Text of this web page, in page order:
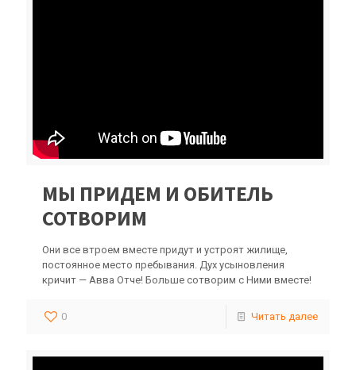
МЫ ПРИДЕМ И ОБИТЕЛЬ
СОТВОРИМ
Они все втроем вместе придут и устроят жилище,
постоянное место пребывания. Дух усыновления
кричит — Авва Отче! Больше сотворим с Ними вместе!
0 Читать далее